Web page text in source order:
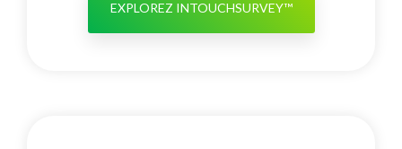
EXPLOREZ INTOUCHSURVEY™